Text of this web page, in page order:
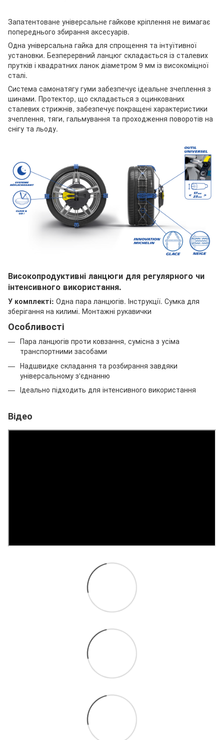
Запатентоване універсальне гайкове кріплення не вимагає
попереднього збирання аксесуарів.
Одна універсальна гайка для спрощення та інтуїтивної
установки. Безперервний ланцюг складається із сталевих
прутків і квадратних ланок діаметром 9 мм із високоміцної
сталі.
Система самонатягу гуми забезпечує ідеальне зчеплення з
шинами. Протектор, що складається з оцинкованих
сталевих стрижнів, забезпечує покращені характеристики
зчеплення, тяги, гальмування та проходження поворотів на
снігу та льоду.
Високопродуктивні ланцюги для регулярного чи
інтенсивного використання.
У комплекті: Одна пара ланцюгів. Інструкції. Сумка для
зберігання на килимі. Монтажні рукавички
Особливості
Пара ланцюгів проти ковзання, сумісна з усіма
транспортними засобами
Надшвидке складання та розбирання завдяки
універсальному з'єднанню
Ідеально підходить для інтенсивного використання
Відео